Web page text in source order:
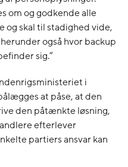
om og godkende alle
og skal til stadighed vide,
også hvor backup
sig.”
i
at påse, at den
den påtænkte løsning,
efterlever
partiers ansvar kan